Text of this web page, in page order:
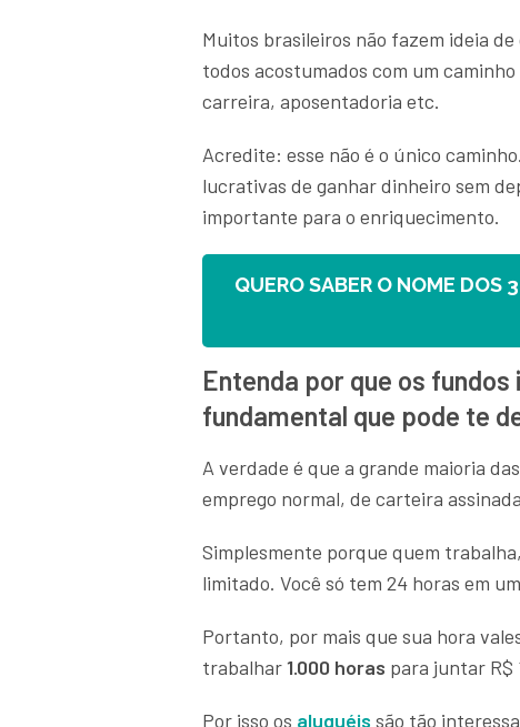
Muitos brasileiros não fazem ideia
todos acostumados com um caminho
carreira, aposentadoria etc.
Acredite: esse não é o único
lucrativas de ganhar dinheiro sem
importante para o enriquecimento.
QUERO SABER O NOME DOS
Entenda por que os
fundamental que pode te
A verdade é que a grande maioria
emprego normal, de carteira
Simplesmente porque quem
limitado. Você só tem 24 horas em
Portanto, por mais que sua hora
trabalhar1.000 horas para juntar R$
Por isso os aluguéis são tão